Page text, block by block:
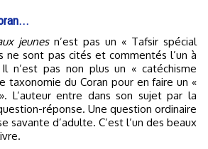
jeunes n’est pas un « Tafsir spécial
ne sont pas cités et commentés l’un à
n’est pas non plus un « catéchisme
taxonomie du Coran pour en faire un «
L’auteur entre dans son sujet par la
réponse. Une question ordinaire
savante d’adulte. C’est l’un des beaux